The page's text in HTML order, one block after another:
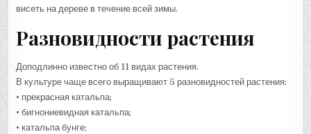
висеть на дереве в течение всей зимы.
Разновидности растения
Доподлинно известно об 11 видах растения.
В культуре чаще всего выращивают 5 разновидностей растения:
• прекрасная катальпа;
• бигнониевидная катальпа;
• катальпа бунге;